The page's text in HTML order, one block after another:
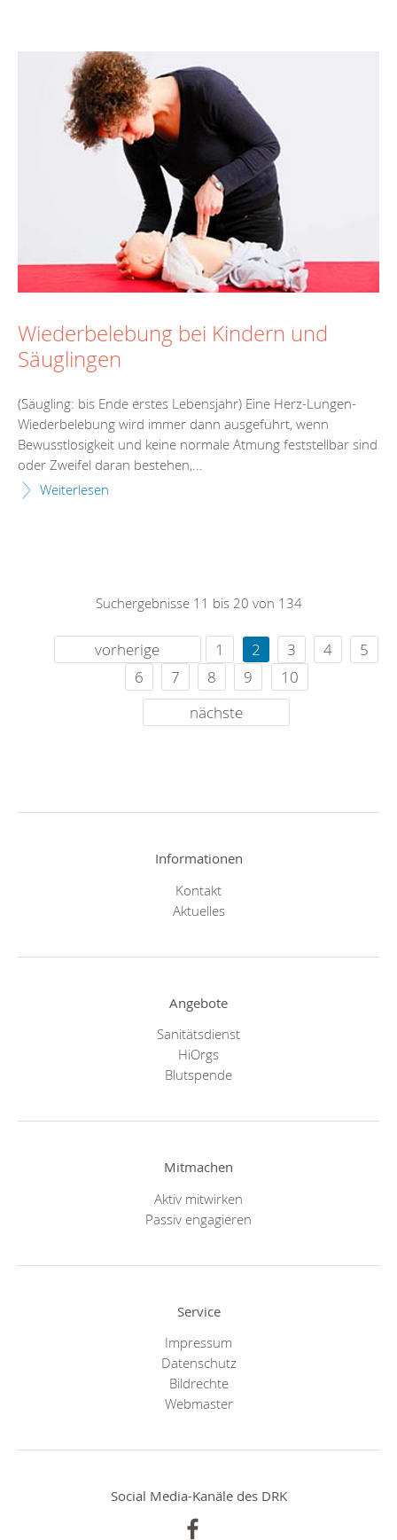
Wiederbelebung bei Kindern und
Säuglingen
(Säugling: bis Ende erstes Lebensjahr) Eine Herz-Lungen-
Wiederbelebung wird immer dann ausgeführt, wenn
Bewusstlosigkeit und keine normale Atmung feststellbar sind
oder Zweifel daran bestehen,...
Weiterlesen
Suchergebnisse 11 bis 20 von 134
vorherige 1 2 3 4
5
6
7 8 9
10
nächste
Informationen
Kontakt
Aktuelles
Angebote
Sanitätsdienst
HiOrgs
Blutspende
Mitmachen
Aktiv mitwirken
Passiv engagieren
Service
Impressum
Datenschutz
Bildrechte
Webmaster
Social Media-Kanäle des DRK